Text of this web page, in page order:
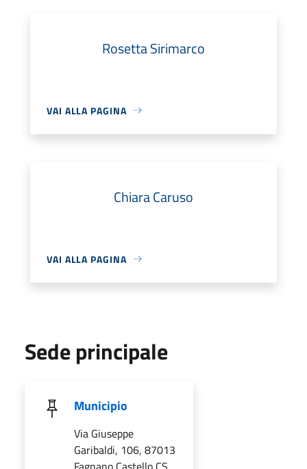
Rosetta Sirimarco
VAI ALLA PAGINA
Chiara Caruso
VAI ALLA PAGINA
Sede principale
Municipio
Via Giuseppe
Garibaldi, 106, 87013